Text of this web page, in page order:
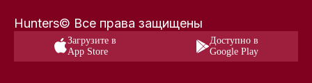
Hunters© Все права защищены
Загрузите в
App Store
Доступно в
Google Play